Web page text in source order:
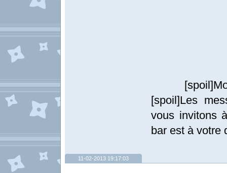
[spoil]Mort
[spoil]Les
vous invitons
bar est à votre
11-02-2013 19:17:03